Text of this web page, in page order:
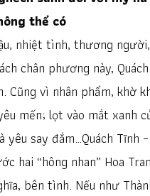
thể có
nhiệt tình, thương
chân phương này,
Cũng vì nhân phẩm, khờ
mến; lọt vào mắt xanh
yêu say đắm…Quách
hai “hông nhan” Hoa
bên tình. Nếu như